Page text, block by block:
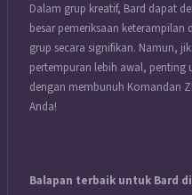
Dalam grup kreatif, Bard dapat
besar pemeriksaan
grup secara signifikan. Namun,
pertempuran lebih awal, penting
dengan membunuh Komandan
Anda!
Balapan terbaik untuk Bard di